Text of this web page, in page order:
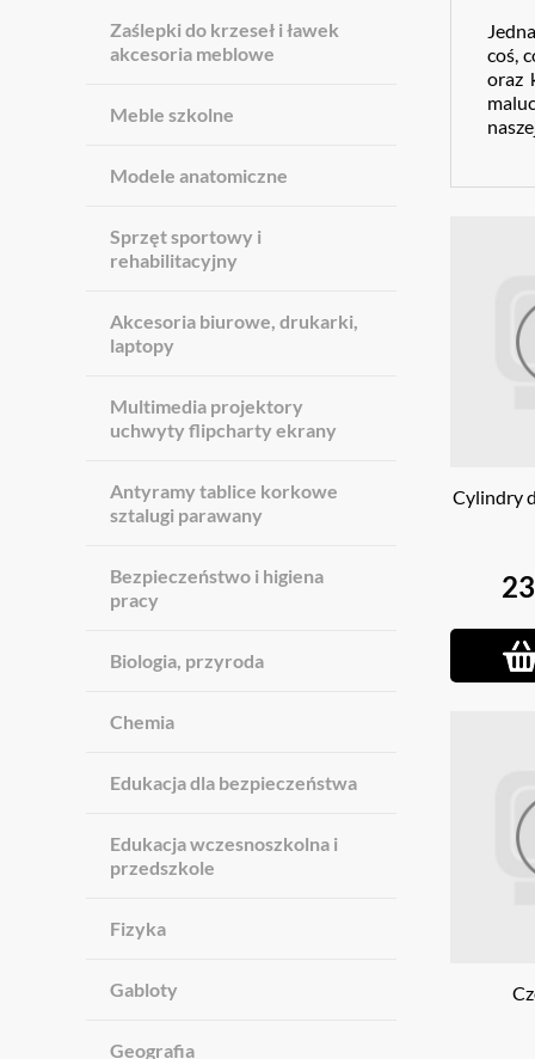
Zaślepki do krzeseł i ławek
akcesoria meblowe
Meble szkolne
Modele anatomiczne
Sprzęt sportowy i
rehabilitacyjny
Akcesoria biurowe, drukarki,
laptopy
Multimedia projektory
uchwyty flipcharty ekrany
Antyramy tablice korkowe
sztalugi parawany
Bezpieczeństwo i higiena
pracy
Biologia, przyroda
Chemia
Edukacja dla bezpieczeństwa
Edukacja wczesnoszkolna i
przedszkole
Fizyka
Gabloty
Geografia
coś,
oraz
Cylindry